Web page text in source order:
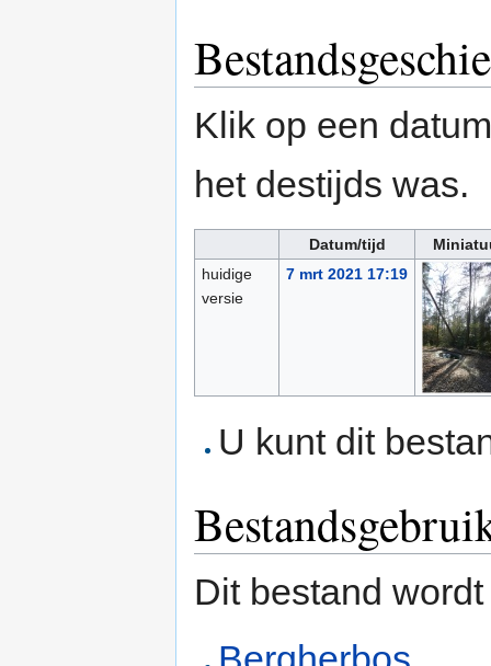
Klik op een
het destijds was.
Datum/tijd
huidige
versie
7 mrt 2021 17:19
U kunt dit
Dit bestand